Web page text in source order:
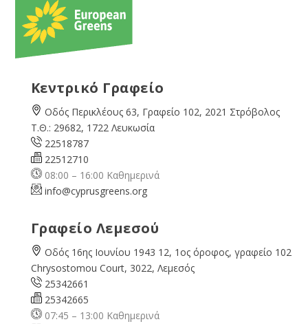
Κεντρικό Γραφείο
Οδός Περικλέους 63, Γραφείο 102, 2021 Στρόβολος
Τ.Θ.: 29682, 1722 Λευκωσία
22518787
22512710
08:00 – 16:00 Καθημερινά
info@cyprusgreens.org
Γραφείο Λεμεσού
Οδός 16ης Ιουνίου 1943 12, 1ος όροφος, γραφείο 102
Chrysostomou Court, 3022, Λεμεσός
25342661
25342665
07:45 – 13:00 Καθημερινά